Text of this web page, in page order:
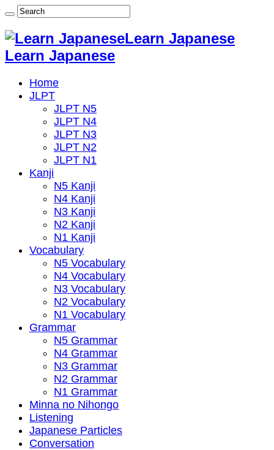
Learn Japanese
Learn Japanese
Home
JLPT
JLPT N5
JLPT N4
JLPT N3
JLPT N2
JLPT N1
Kanji
N5 Kanji
N4 Kanji
N3 Kanji
N2 Kanji
N1 Kanji
Vocabulary
N5 Vocabulary
N4 Vocabulary
N3 Vocabulary
N2 Vocabulary
N1 Vocabulary
Grammar
N5 Grammar
N4 Grammar
N3 Grammar
N2 Grammar
N1 Grammar
Minna no Nihongo
Listening
Japanese Particles
Conversation